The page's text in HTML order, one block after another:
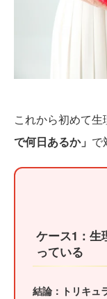
これから初めて生
で何日あるか」 で
ケース1：生
っている
結論：トリキュ